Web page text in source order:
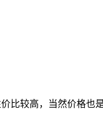
比较高，当然价格也